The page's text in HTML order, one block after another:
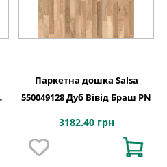
Паркетна дошка Salsa
550049128 Дуб Вівід Браш PN
3182.40 грн